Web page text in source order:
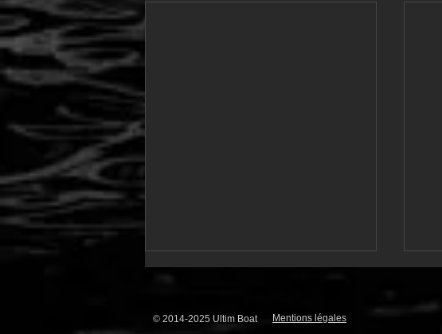
© 2014-2025 Ultim Boat Mentions légales